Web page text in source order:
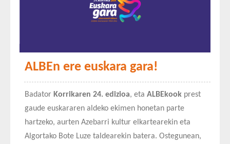
HARREMANETARAKO
ALBEn ere euskara gara!
Badator Korrikaren 24. edizioa, eta ALBEkook prest
gaude euskararen aldeko ekimen honetan parte
hartzeko, aurten Azebarri kultur elkartearekin eta
Algortako Bote Luze taldearekin batera. Ostegunean,